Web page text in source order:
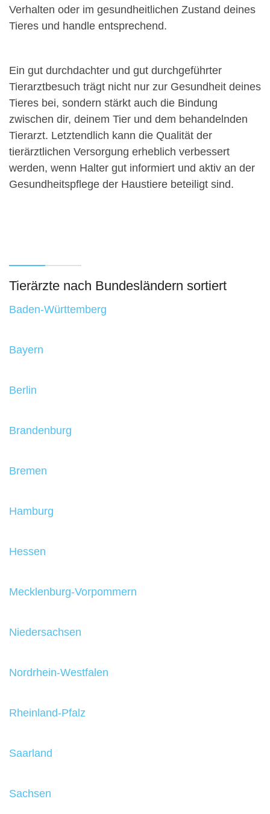
Verhalten oder im gesundheitlichen Zustand deines
Tieres und handle entsprechend.
Ein gut durchdachter und gut durchgeführter
Tierarztbesuch trägt nicht nur zur Gesundheit deines
Tieres bei, sondern stärkt auch die Bindung
zwischen dir, deinem Tier und dem behandelnden
Tierarzt. Letztendlich kann die Qualität der
tierärztlichen Versorgung erheblich verbessert
werden, wenn Halter gut informiert und aktiv an der
Gesundheitspflege der Haustiere beteiligt sind.
Tierärzte nach Bundesländern sortiert
Baden-Württemberg
Bayern
Berlin
Brandenburg
Bremen
Hamburg
Hessen
Mecklenburg-Vorpommern
Niedersachsen
Nordrhein-Westfalen
Rheinland-Pfalz
Saarland
Sachsen